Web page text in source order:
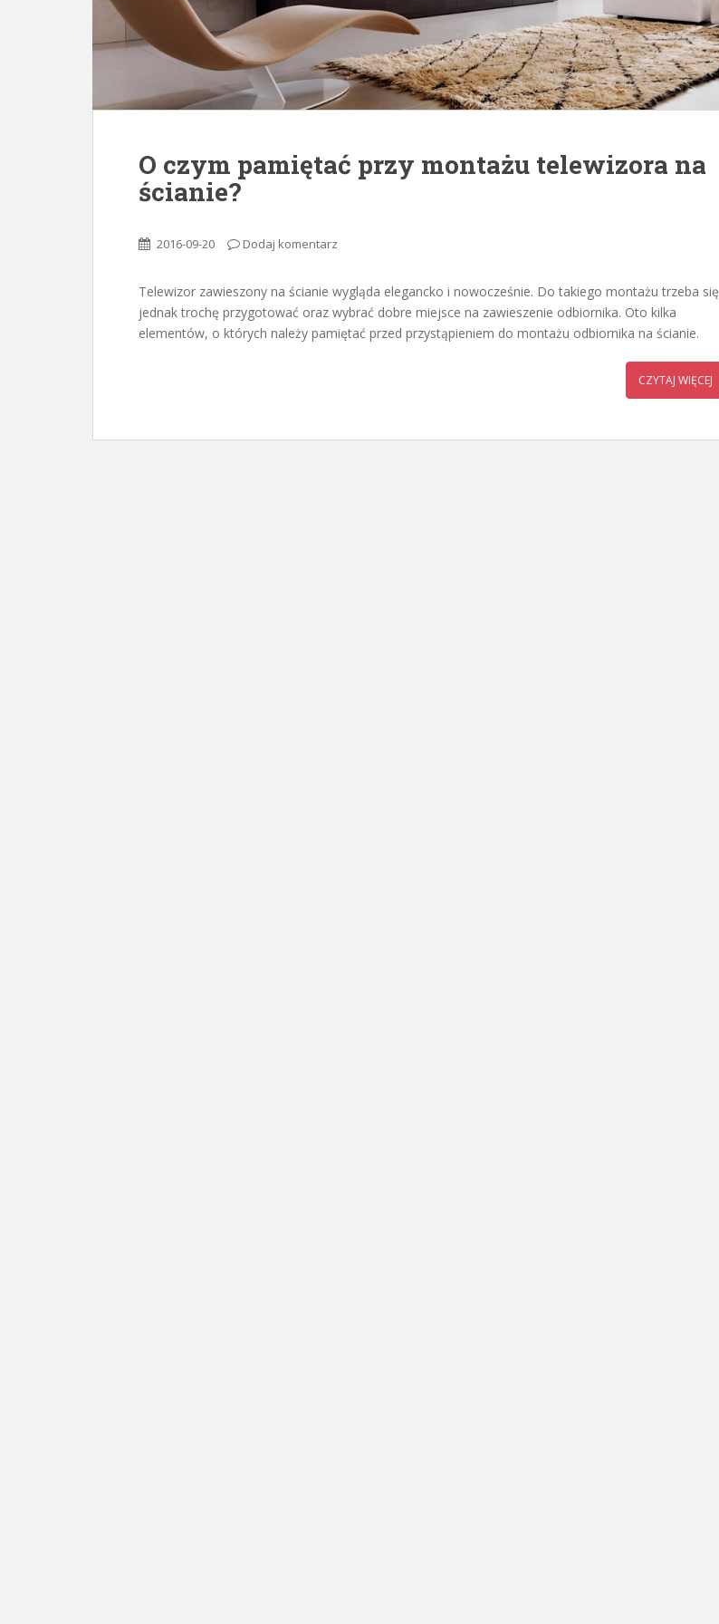
O czym pamiętać przy montażu telewizora na
ścianie?
2016-09-20 Dodaj komentarz
Telewizor zawieszony na ścianie wygląda elegancko i nowocześnie. Do takiego montażu trzeba się
jednak trochę przygotować oraz wybrać dobre miejsce na zawieszenie odbiornika. Oto kilka
elementów, o których należy pamiętać przed przystąpieniem do montażu odbiornika na ścianie.
CZYTAJ WIĘCEJ